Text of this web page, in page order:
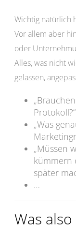
Wichtig natürlich
Vor allem aber
oder
Alles, was nicht
gelassen,
Protokoll?“
„Was
„Müssen
kümmern
später
…
Was